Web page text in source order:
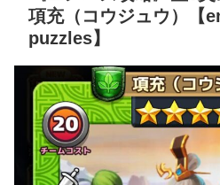
項充（コウジュウ）【
puzzles】